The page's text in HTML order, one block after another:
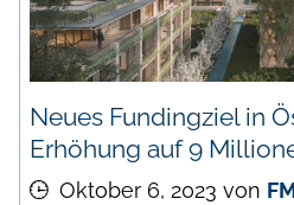
Neues Fundingziel in
Erhöhung auf 9
Oktober 6, 2023 von